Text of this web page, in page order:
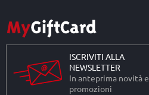
ISCRIVITI ALLA
NEWSLETTER
In anteprima novità e
promozioni